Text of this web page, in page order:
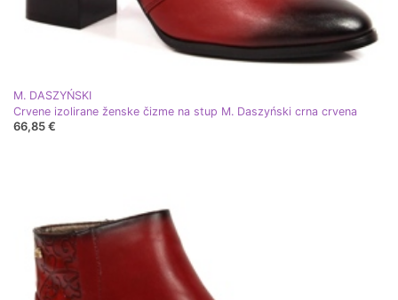
M. DASZYŃSKI
Crvene izolirane ženske čizme na stup M. Daszyński crna crvena
66,85 €